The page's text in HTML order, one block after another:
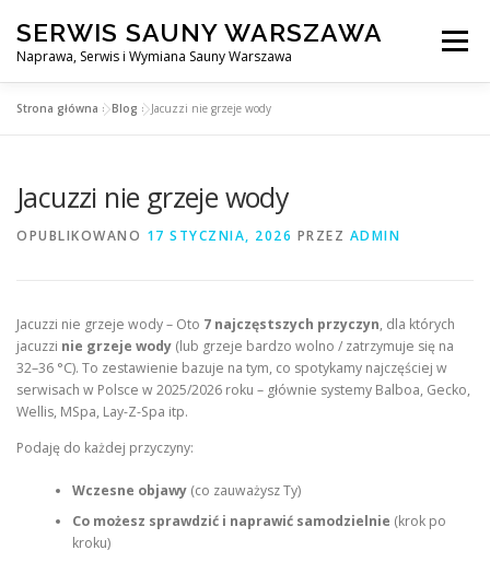
treści
SERWIS SAUNY WARSZAWA
Naprawa, Serwis i Wymiana Sauny Warszawa
Menu
Strona główna »Blog »Jacuzzi nie grzeje wody
Jacuzzi nie grzeje wody
OPUBLIKOWANO 17 STYCZNIA, 2026 PRZEZ ADMIN
Jacuzzi nie grzeje wody – Oto 7 najczęstszych przyczyn, dla których
jacuzzi nie grzeje wody (lub grzeje bardzo wolno / zatrzymuje się na
32–36 °C). To zestawienie bazuje na tym, co spotykamy najczęściej w
serwisach w Polsce w 2025/2026 roku – głównie systemy Balboa, Gecko,
Wellis, MSpa, Lay-Z-Spa itp.
Podaję do każdej przyczyny:
Wczesne objawy(co zauważysz Ty)
Co możesz sprawdzić i naprawić samodzielnie (krok po
kroku)